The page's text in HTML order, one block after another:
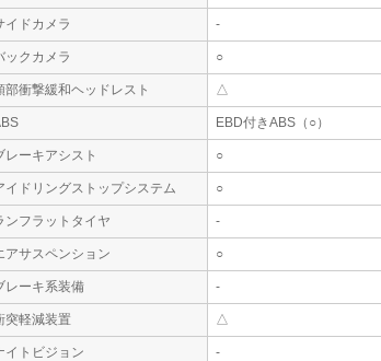
イドカメラ -
ックカメラ ○
部衝撃緩和ヘッドレスト △
EBD付きABS（○）
レーキアシスト ○
イドリングストップシステム ○
ンフラットタイヤ -
アサスペンション ○
レーキ系装備 -
突軽減装置 △
イトビジョン -